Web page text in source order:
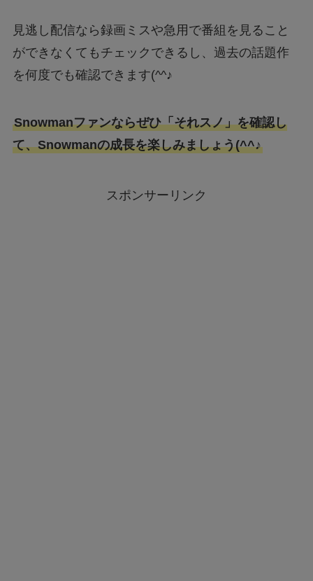
見逃し配信なら録画ミスや急用で番組を見ること
ができなくてもチェックできるし、過去の話題作
を何度でも確認できます(^^♪
Snowmanファンならぜひ「それスノ」を確認し
て、Snowmanの成長を楽しみましょう(^^♪
スポンサーリンク